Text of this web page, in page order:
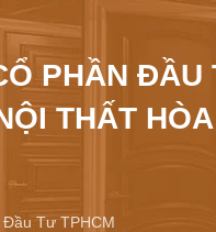
PHẦN ĐẦU
THẤT
Tư TPHCM